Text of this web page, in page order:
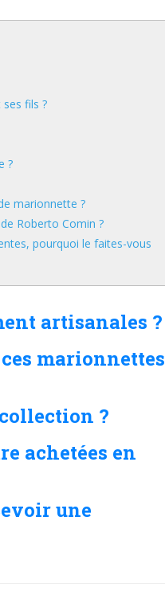
fils ?
?
marionnette ?
Roberto Comin ?
pourquoi le faites-vous
artisanales ?
marionnettes
?
achetées en
une